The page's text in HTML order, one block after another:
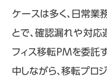
ケースは多く、日常業
とで、確認漏れや対応
フィス移転PMを委託
中しながら、移転プロ